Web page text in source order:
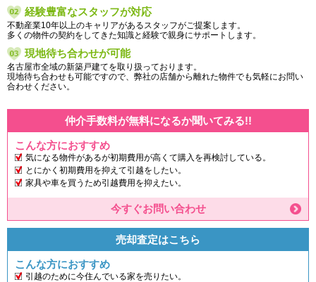
経験豊富なスタッフが対応
不動産業10年以上のキャリアがあるスタッフがご提案します。
多くの物件の契約をしてきた知識と経験で親身にサポートします。
現地待ち合わせが可能
名古屋市全域の新築戸建てを取り扱っております。
現地待ち合わせも可能ですので、弊社の店舗から離れた物件でも気軽にお問い
合わせください。
仲介手数料が無料になるか聞いてみる!!
こんな方におすすめ
気になる物件があるが初期費用が高くて購入を再検討している。
とにかく初期費用を抑えて引越をしたい。
家具や車を買うため引越費用を抑えたい。
今すぐお問い合わせ
売却査定はこちら
こんな方におすすめ
引越のために今住んでいる家を売りたい。